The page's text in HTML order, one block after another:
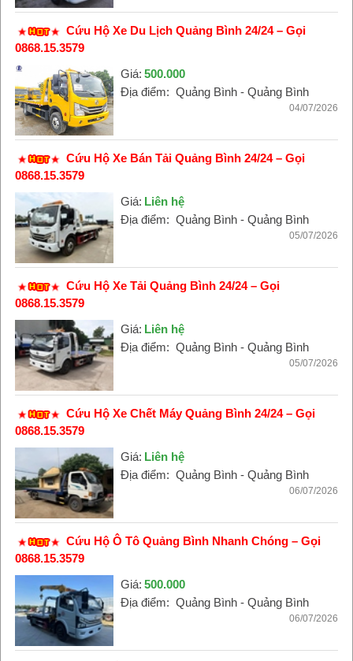
Cứu Hộ Xe Du Lịch Quảng Bình 24/24 – Gọi
0868.15.3579
Giá: 500.000
Địa điểm: Quảng Bình - Quảng Bình
04/07/2026
Cứu Hộ Xe Bán Tải Quảng Bình 24/24 – Gọi
0868.15.3579
Giá: Liên hệ
Địa điểm: Quảng Bình - Quảng Bình
05/07/2026
Cứu Hộ Xe Tải Quảng Bình 24/24 – Gọi
0868.15.3579
Giá: Liên hệ
Địa điểm: Quảng Bình - Quảng Bình
05/07/2026
Cứu Hộ Xe Chết Máy Quảng Bình 24/24 – Gọi
0868.15.3579
Giá: Liên hệ
Địa điểm: Quảng Bình - Quảng Bình
06/07/2026
Cứu Hộ Ô Tô Quảng Bình Nhanh Chóng – Gọi
0868.15.3579
Giá: 500.000
Địa điểm: Quảng Bình - Quảng Bình
06/07/2026